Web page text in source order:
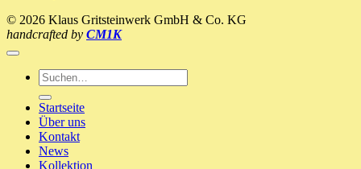
© 2026 Klaus Gritsteinwerk GmbH & Co. KG
handcrafted by CM1K
Suche
nach:
Startseite
Über uns
Kontakt
News
Kollektion